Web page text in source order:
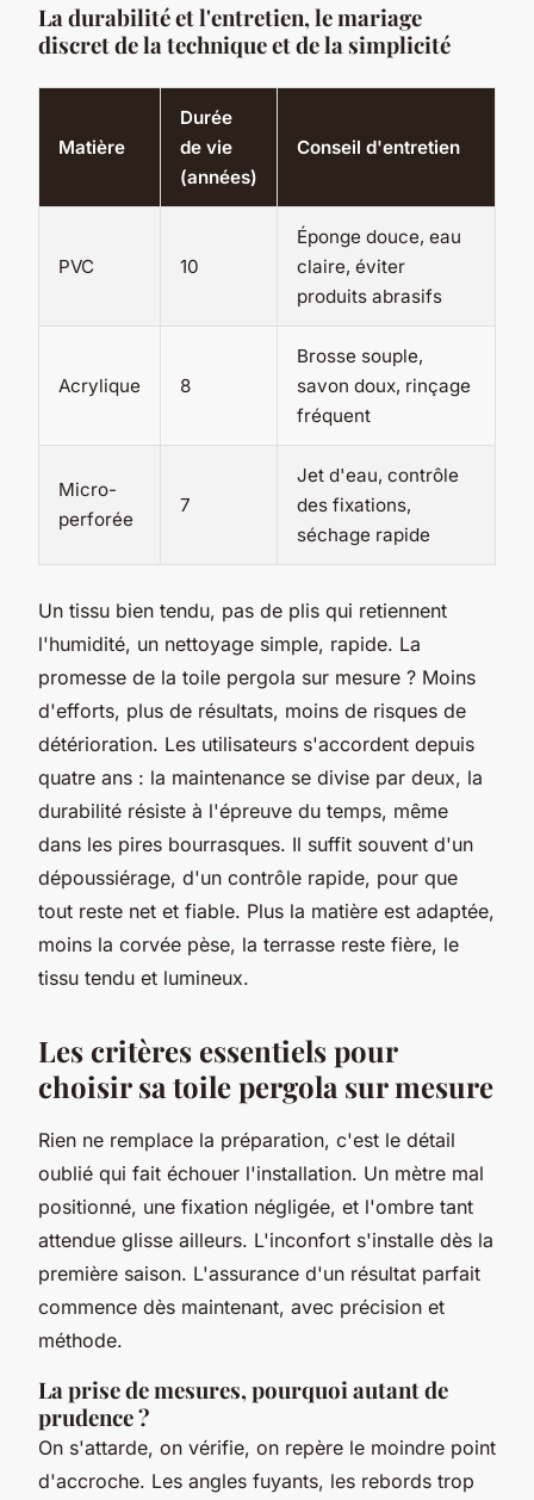
La durabilité et l'entretien, le mariage
discret de la technique et de la simplicité
Matière
Durée
de vie
(années)
Conseil d'entretien
PVC 10
Éponge douce, eau
claire, éviter
produits abrasifs
Acrylique 8
Brosse souple,
savon doux, rinçage
fréquent
Micro-
perforée
7
Jet d'eau, contrôle
des fixations,
séchage rapide
Un tissu bien tendu, pas de plis qui retiennent
l'humidité, un nettoyage simple, rapide. La
promesse de la toile pergola sur mesure ? Moins
d'efforts, plus de résultats, moins de risques de
détérioration. Les utilisateurs s'accordent depuis
quatre ans : la maintenance se divise par deux, la
durabilité résiste à l'épreuve du temps, même
dans les pires bourrasques. Il suffit souvent d'un
dépoussiérage, d'un contrôle rapide, pour que
tout reste net et fiable. Plus la matière est adaptée,
moins la corvée pèse, la terrasse reste fière, le
tissu tendu et lumineux.
Les critères essentiels pour
choisir sa toile pergola sur mesure
Rien ne remplace la préparation, c'est le détail
oublié qui fait échouer l'installation. Un mètre mal
positionné, une fixation négligée, et l'ombre tant
attendue glisse ailleurs. L'inconfort s'installe dès la
première saison. L'assurance d'un résultat parfait
commence dès maintenant, avec précision et
méthode.
La prise de mesures, pourquoi autant de
prudence ?
On s'attarde, on vérifie, on repère le moindre point
d'accroche. Les angles fuyants, les rebords trop